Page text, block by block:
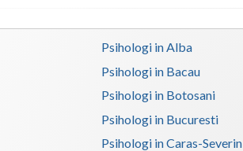
Psihologi in Alba
Psihologi in Bacau
Psihologi in Botosani
Psihologi in Bucuresti
Psihologi in Caras-Severin